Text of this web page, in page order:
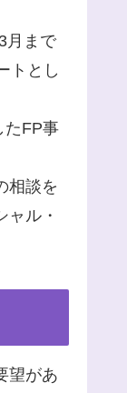
月まで
トとし
たFP事
相談を
ャル・
望があ